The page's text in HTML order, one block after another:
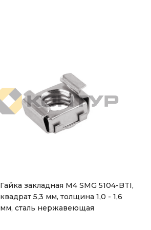
Гайка закладная М4 SMG 5104-BTI,
квадрат 5,3 мм, толщина 1,0 - 1,6
мм, сталь нержавеющая